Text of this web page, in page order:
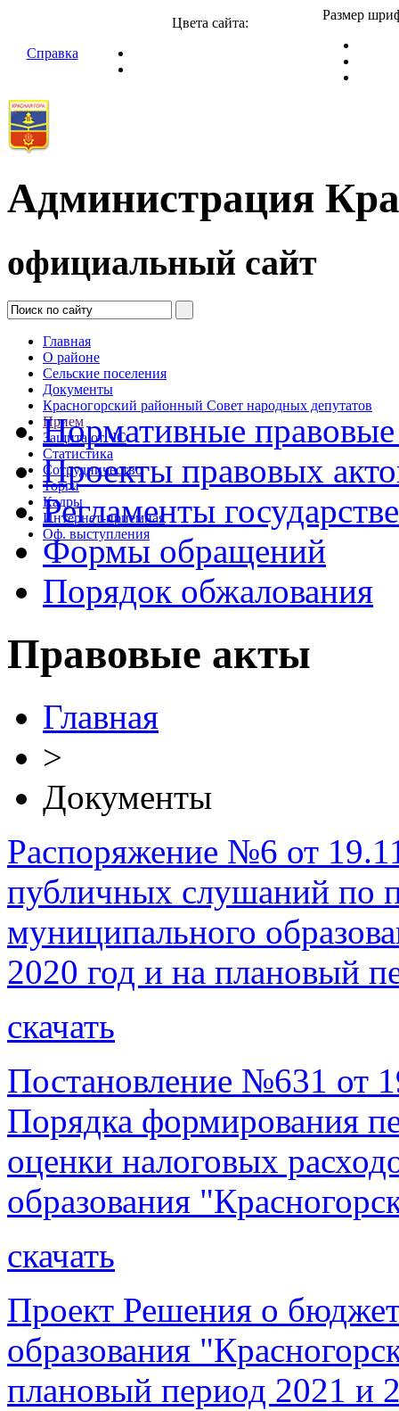
Справка
Цвета сайта:
Размер
Администрация
официальный сайт
Главная
О районе
Сельские поселения
Документы
Красногорский районный Совет народных депутатов
Прием
Защита от ЧС
Статистика
Сотрудничество
Торги
Кадры
Интернет-приемная
Оф. выступления
Нормативные
Проекты правовых
Регламенты
Формы обращений
Порядок обжалования
Правовые акты
Главная
>
Документы
Распоряжение №6 от
публичных слушаний по
муниципального
2020 год и на плановый
скачать
Постановление №631 от
Порядка формирования
оценки налоговых
образования
скачать
Проект Решения о
образования
плановый период 2021 и